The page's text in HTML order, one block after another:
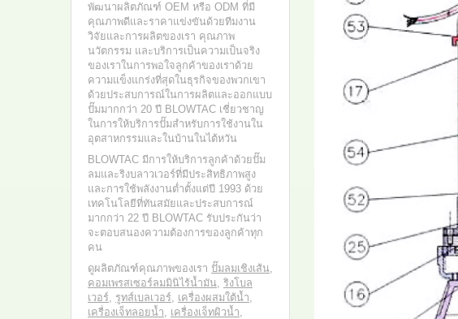
พัฒนาผลิตภัณฑ์ OEM หรือ ODM ที่มี
คุณภาพดีและราคาแข่งขันด้วยทีมงาน
วิจัยและการผลิตของเรา คุณภาพ
นวัตกรรม และบริการเป็นความเป็นจริง
ของเราในการพอใจลูกค้าของเราด้วย
ความแข็งแกร่งที่สุดในธุรกิจของพวกเขา
ด้วยประสบการณ์ในการผลิตและออกแบบ
ปั๊มมากกว่า 20 ปี BLOWTAC เชี่ยวชาญ
ในการให้บริการปั๊มสำหรับการใช้งานใน
อุตสาหกรรมและในบ้านในไต้หวัน
BLOWTAC มีการให้บริการลูกค้าด้วยปั๊ม
ลมและริงบลาวเวอร์ที่มีประสิทธิภาพสูง
และการใช้พลังงานต่ำตั้งแต่ปี 1993 ด้วย
เทคโนโลยีที่ทันสมัยและประสบการณ์
มากกว่า 22 ปี BLOWTAC รับประกันว่า
จะตอบสนองความต้องการของลูกค้าทุก
คน
ดูผลิตภัณฑ์คุณภาพของเรา ปั๊มลมเชิงเส้น,
คอมเพรสเซอร์ลมมินิไร้น้ำมัน, ริงโบล
เวอร์, รูทส์เบลเวอร์, เครื่องผสมใต้น้ำ,
เครื่องเจ็ทลอยน้ำ, เครื่องเจ็ทผิวน้ำ,